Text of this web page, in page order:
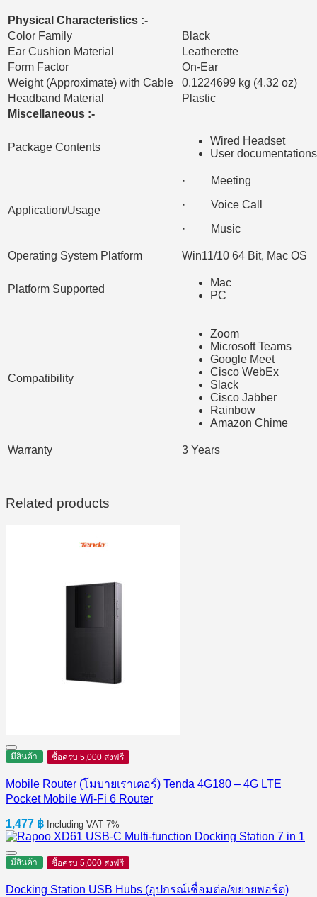
Physical Characteristics :-
Color Family
Black
Ear Cushion Material
Leatherette
Form Factor
On-Ear
Weight (Approximate) with Cable
0.1224699 kg (4.32 oz)
Headband Material
Plastic
Miscellaneous :-
Package Contents
Wired Headset
User documentations
Application/Usage
· Meeting
· Voice Call
· Music
Operating System Platform Win11/10 64 Bit, Mac OS
Platform Supported
Mac
PC
Compatibility
Zoom
Microsoft Teams
Google Meet
Cisco WebEx
Slack
Cisco Jabber
Rainbow
Amazon Chime
Warranty 3 Years
Related products
มีสินค้า ซื้อครบ 5,000 ส่งฟรี
Mobile Router (โมบายเราเตอร์) Tenda 4G180 – 4G LTE
Pocket Mobile Wi-Fi 6 Router
1,477 ฿ Including VAT 7%
มีสินค้า ซื้อครบ 5,000 ส่งฟรี
Docking Station USB Hubs (อุปกรณ์เชื่อมต่อ/ขยายพอร์ต)